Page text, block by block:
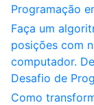
Programação
Faça um
posições com
computador.
Desafio de
Como